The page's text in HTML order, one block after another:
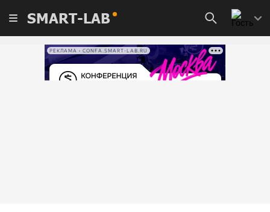
SMART-LAB
РЕКЛАМА • CONFA.SMART-LAB.RU